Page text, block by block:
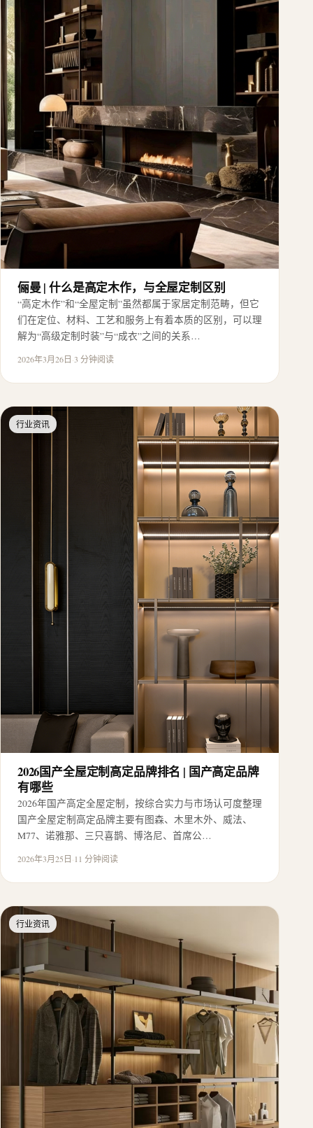
俪曼 | 什么是高定木作，与全屋定制区别
“高定木作”和“全屋定制”虽然都属于家居定制范畴，但它
们在定位、材料、工艺和服务上有着本质的区别，可以理
解为“高级定制时装”与“成衣”之间的关系…
2026年3月26日·3 分钟阅读
行业资讯
2026国产全屋定制高定品牌排名 | 国产高定品牌
有哪些
2026年国产高定全屋定制，按综合实力与市场认可度整理
国产全屋定制高定品牌主要有图森、木里木外、威法、
M77、诺雅那、三只喜鹊、博洛尼、首席公…
2026年3月25日·11 分钟阅读
行业资讯